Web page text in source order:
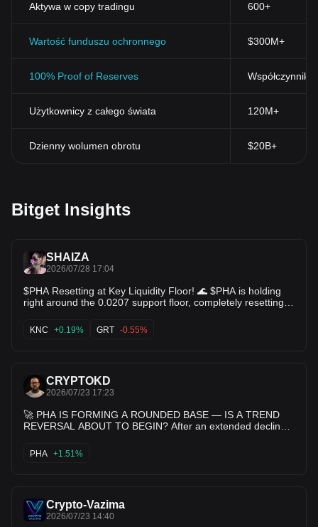
Aktywa w copy tradingu 600+
Wartość funduszu ochronnego $300M+
100% Proof of Reserves Współczynnik
Użytkownicy z całego świata 120M+
Dzienny wolumen obrotu $20B+
Bitget Insights
SHAIZA
2026/07/28 17:04
$PHA Resetting at Key Liquidity Floor! 🌊 $PHA is holding
right around the 0.0207 support floor, completely resetting
timeframes oversold and volume stabilizing, a relief bounce
KNC +0.19% GRT -0.55%
CRYPTOKD
2026/07/23 17:23
🚀 PHA IS FORMING A ROUNDED BASE — IS A TREND
REVERSAL ABOUT TO BEGIN? After an extended decline,
region while gradually building a rounded base. Price is
repeatedly defending the same demand zone, suggesting
Key Resistance: 0.0270 🌟 Recovery Roadmap - TP1:
0.0227 - TP2: 0.0245 - TP3: 0.0270 🚧 Failure Scenario - A
PHA +1.51%
Crypto-Vazima
2026/07/23 14:40